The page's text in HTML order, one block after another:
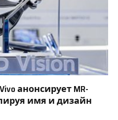
анонсирует MR-
имя и дизайн